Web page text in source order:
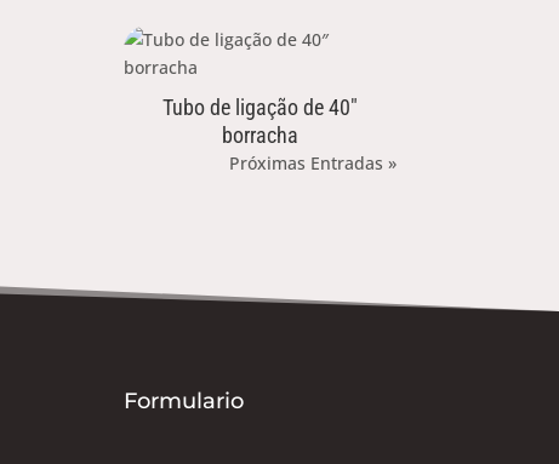
Tubo de ligação de 40″
borracha
Próximas Entradas »
Formulario